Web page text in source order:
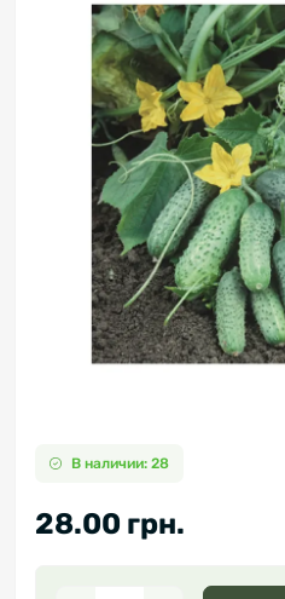
В наличии: 28
28.00 грн.